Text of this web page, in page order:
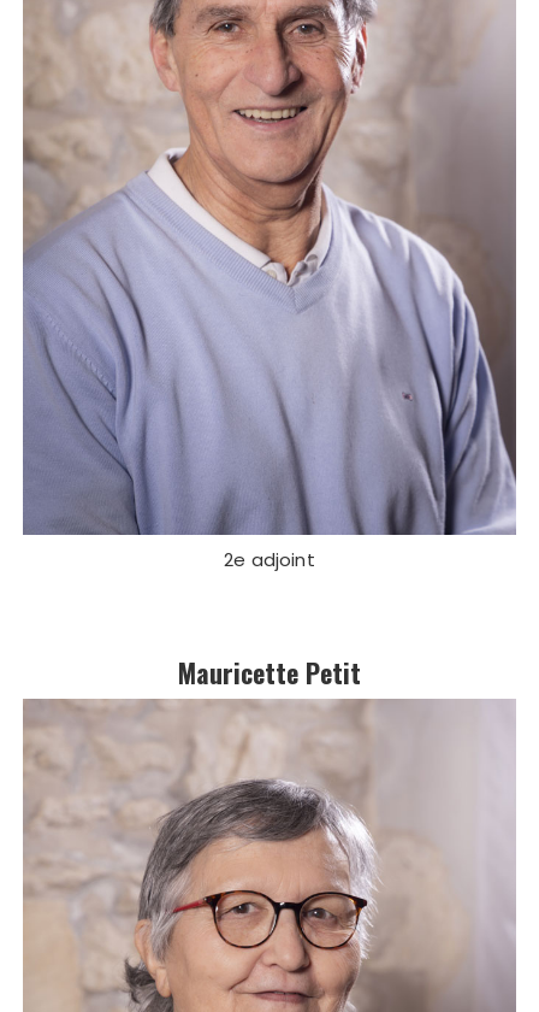
2e adjoint
Mauricette Petit